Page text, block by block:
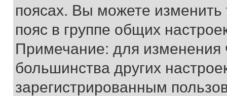
поясах. Вы можете изменить
пояс в группе общих
Примечание: для изменения
большинства других
зарегистрированным